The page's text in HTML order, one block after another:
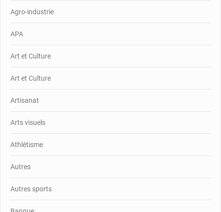
Agro-industrie
APA
Art et Culture
Art et Culture
Artisanat
Arts visuels
Athlétisme
Autres
Autres sports